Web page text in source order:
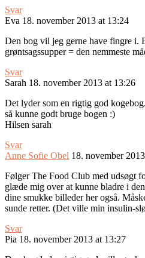
Svar
Eva 18. november 2013 at 13:24
Den bog vil jeg gerne have fingre i.
grøntsagssupper = den nemmeste
Svar
Sarah 18. november 2013 at 13:26
Det lyder som en rigtig god
så kunne godt bruge bogen :)
Hilsen sarah
Svar
Anne Sofie Obel 18. november
Følger The Food Club med udsøgt
glæde mig over at kunne bladre i
dine smukke billeder her også.
sunde retter. (Det ville min insulin-
Svar
Pia 18. november 2013 at 13:27